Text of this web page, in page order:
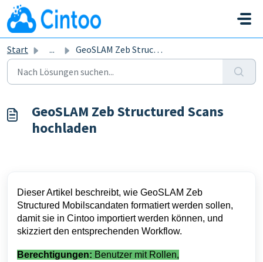
Zum hauptsächlichen Inhalt gehen
Start ... GeoSLAM Zeb Structured Scans hochladen
GeoSLAM Zeb Structured Scans
hochladen
Dieser Artikel beschreibt, wie GeoSLAM Zeb
Structured Mobilscandaten formatiert werden sollen,
damit sie in Cintoo importiert werden können, und
skizziert den entsprechenden Workflow.
Berechtigungen: Benutzer mit Rollen,